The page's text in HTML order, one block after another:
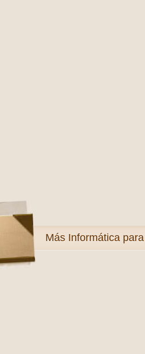
Más Informática